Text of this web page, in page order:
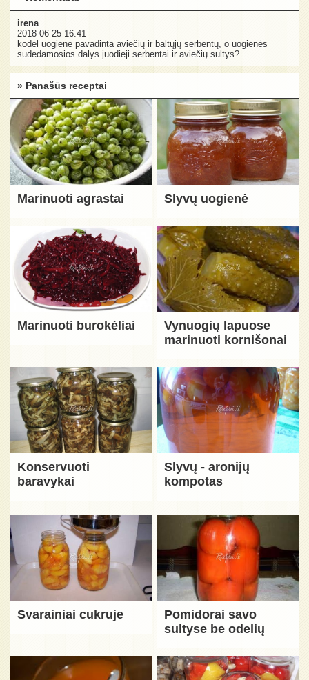
irena
2018-06-25 16:41
kodėl uogienė pavadinta aviečių ir baltųjų serbentų, o uogienės
sudedamosios dalys juodieji serbentai ir aviečių sultys?
» Panašūs receptai
Marinuoti agrastai Slyvų uogienė
Marinuoti burokėliai
Vynuogių lapuose
marinuoti kornišonai
Konservuoti
baravykai
Slyvų - aronijų
kompotas
Svarainiai cukruje
Pomidorai savo
sultyse be odelių